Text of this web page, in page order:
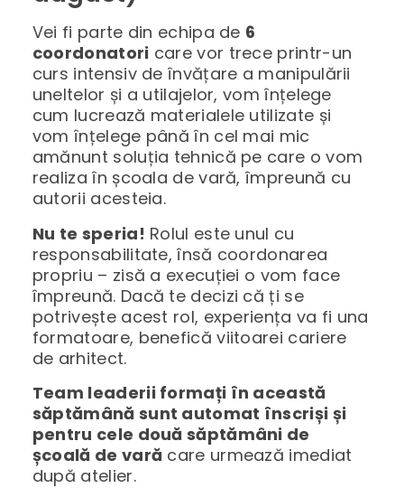
Vei fi parte din echipa de 6
coordonatori care vor trece printr-un
curs intensiv de învățare a manipulării
uneltelor și a utilajelor, vom înțelege
cum lucrează materialele utilizate și
vom înțelege până în cel mai mic
amănunt soluția tehnică pe care o vom
realiza în școala de vară, împreună cu
autorii acesteia.
Nu te speria! Rolul este unul cu
responsabilitate, însă coordonarea
propriu – zisă a execuției o vom face
împreună. Dacă te decizi că ți se
potrivește acest rol, experiența va fi una
formatoare, benefică viitoarei cariere
de arhitect.
Team leaderii formați în această
săptămână sunt automat înscriși și
pentru cele două săptămâni de
școală de vară care urmează imediat
după atelier.